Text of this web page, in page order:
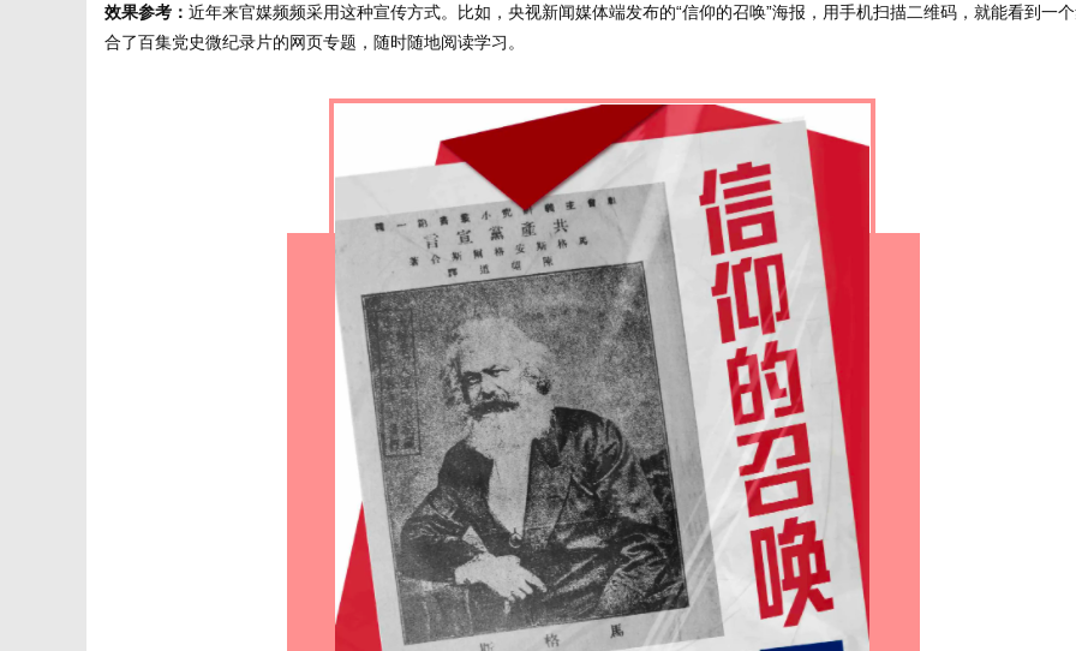
效果参考： 近年来官媒频频采用这种宣传方式。比如，央视新闻媒体端发布的“信仰的召唤”海报，用手机扫描二维码，就能看到一
合了百集党史微纪录片的网页专题，随时随地阅读学习。